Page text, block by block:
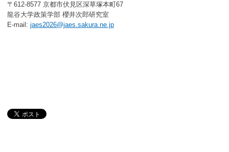
〒612-8577 京都市伏見区深草塚本町67
龍谷大学政策学部 櫻井次郎研究室
E-mail: jaes2026@jaes.sakura.ne.jp